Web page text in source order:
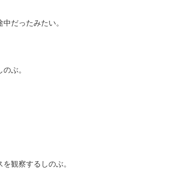
だったみたい。
ぶ。
観察するしのぶ。